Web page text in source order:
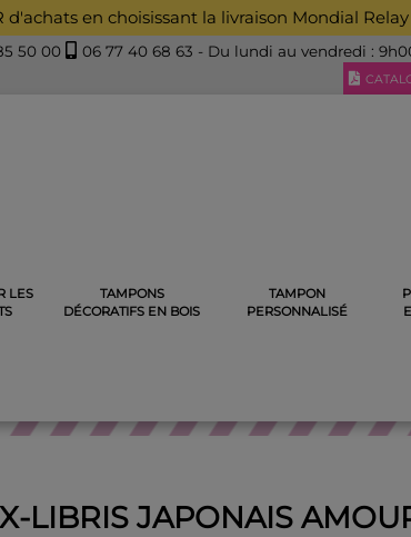
en choisissant la livraison Mondial
50 00 06 77 40 68 63 - Du lundi au vendredi :
LES
TAMPONS
DÉCORATIFS EN BOIS
TAMPON
PERSONNALISÉ
LIBRIS EN BOIS TAMPON EX-LIBRIS JAPONAIS
LIBRIS JAPONAIS